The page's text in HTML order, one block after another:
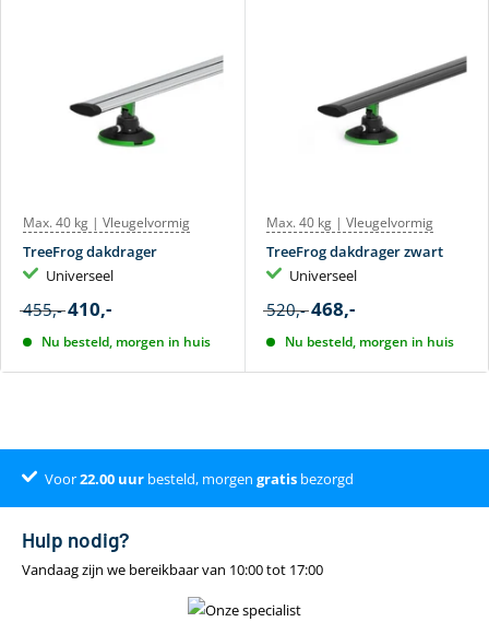
Max. 40 kg | Vleugelvormig
TreeFrog dakdrager
Universeel
455,- 410,-
Nu besteld, morgen in huis
Max. 40 kg | Vleugelvormig
TreeFrog dakdrager zwart
Universeel
520,- 468,-
Nu besteld, morgen in huis
Voor22.00uurbesteld, morgen gratisbezorgd
Klantenbeoordeling 9.4
Hulp nodig?
Vandaag zijn we bereikbaar van 10:00 tot 17:00